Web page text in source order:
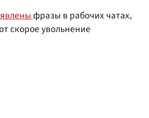
фразы в рабочих чатах,
скорое увольнение